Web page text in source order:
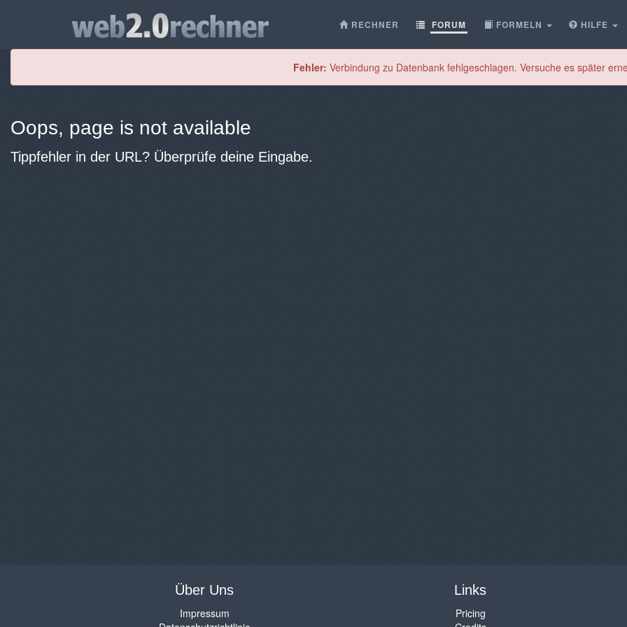
RECHNER FORUM FORMELN HILFE
Fehler: Verbindung zu Datenbank fehlgeschlagen. Versuche es später
Oops, page is not available
Tippfehler in der URL? Überprüfe deine Eingabe.
Über Uns
Impressum
Links
Pricing